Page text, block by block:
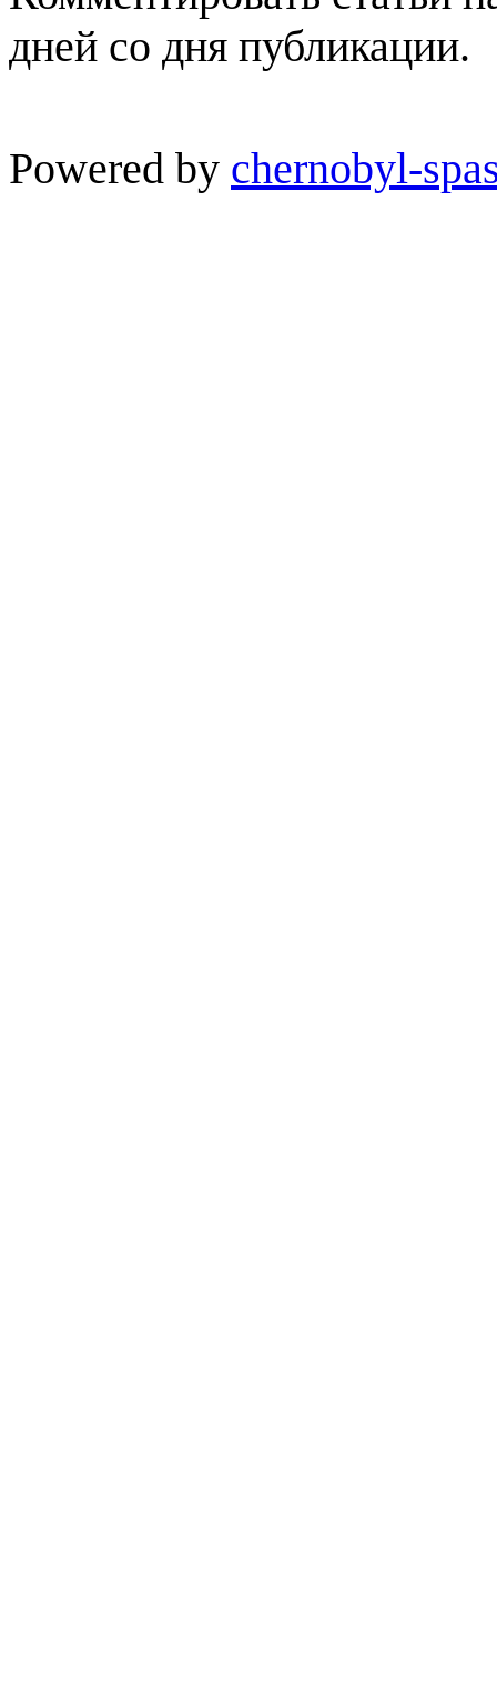
дней со дня публикации.
Powered by chernobyl-